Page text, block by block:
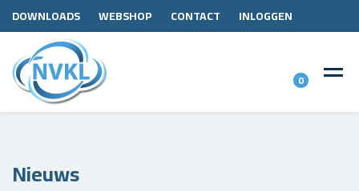
DOWNLOADS WEBSHOP CONTACT INLOGGEN
0
Nieuws